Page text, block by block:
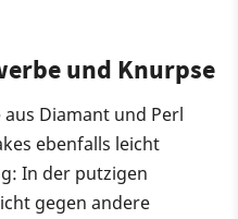
und Knurpse
Diamant und Perl
ebenfalls leicht
In der putzigen
gegen andere